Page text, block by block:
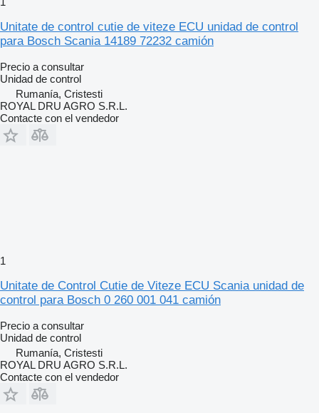
Unitate de control cutie de viteze ECU unidad de control
para Bosch Scania 14189 72232 camión
Precio a consultar
Unidad de control
Rumanía, Cristesti
ROYAL DRU AGRO S.R.L.
Contacte con el vendedor
1
Unitate de Control Cutie de Viteze ECU Scania unidad de
control para Bosch 0 260 001 041 camión
Precio a consultar
Unidad de control
Rumanía, Cristesti
ROYAL DRU AGRO S.R.L.
Contacte con el vendedor